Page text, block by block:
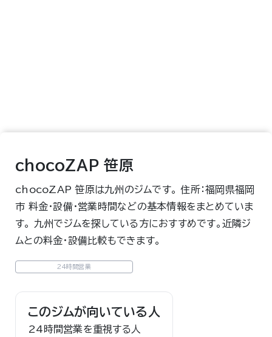
chocoZAP 笹原
chocoZAP 笹原は九州のジムです。 住所：福岡県福岡
市 料金・設備・営業時間などの基本情報をまとめていま
す。 九州でジムを探している方におすすめです。近隣ジ
ムとの料金・設備比較もできます。
24時間営業
このジムが向いている人
24時間営業を重視する人